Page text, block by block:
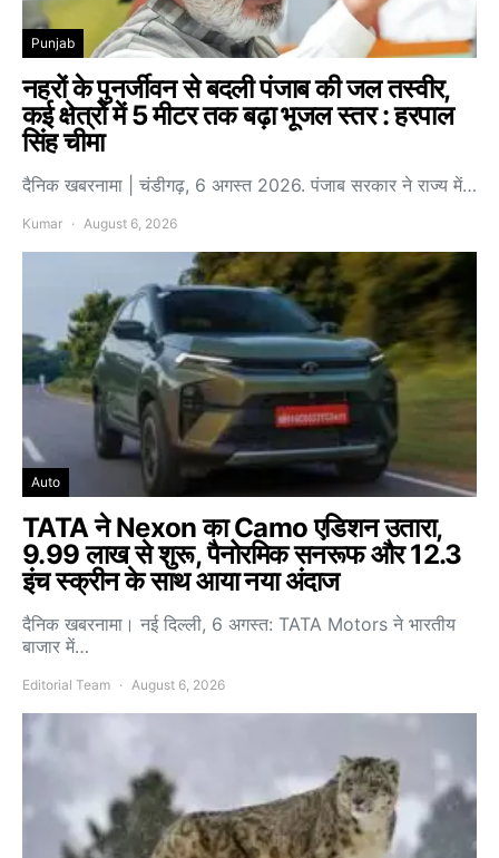
Punjab
नहरों के पुनर्जीवन से बदली पंजाब की जल तस्वीर,
कई क्षेत्रों में 5 मीटर तक बढ़ा भूजल स्तर : हरपाल
सिंह चीमा
दैनिक खबरनामा | चंडीगढ़, 6 अगस्त 2026. पंजाब सरकार ने राज्य में…
Kumar August 6, 2026
Auto
TATA ने Nexon का Camo एडिशन उतारा,
9.99 लाख से शुरू, पैनोरमिक सनरूफ और 12.3
इंच स्क्रीन के साथ आया नया अंदाज
दैनिक खबरनामा। नई दिल्ली, 6 अगस्त: TATA Motors ने भारतीय
बाजार में…
Editorial Team August 6, 2026